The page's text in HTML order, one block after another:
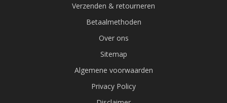
Verzenden & retourneren
Betaalmethoden
Over ons
Sitemap
Algemene voorwaarden
Privacy Policy